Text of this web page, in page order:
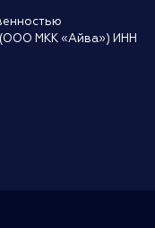
МКК «Айва») ИНН